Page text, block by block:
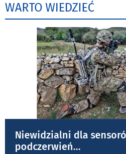
WARTO WIEDZIEĆ
Niewidzialni dla
podczerwień...